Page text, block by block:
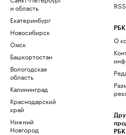
и область
Екатеринбург
Новосибирск
Омск
Башкортостан
Вологодская
область
Калининград
Краснодарский
край
Нижний
Новгород
РБК
О
РБК